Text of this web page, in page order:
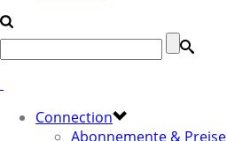
Connection
Abonnemente & Preise